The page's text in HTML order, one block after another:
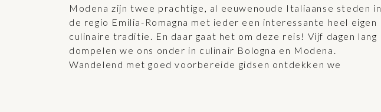
Modena zijn twee prachtige, al eeuwenoude Italiaanse steden in
de regio Emilia-Romagna met ieder een interessante heel eigen
culinaire traditie. En daar gaat het om deze reis! Vijf dagen lang
dompelen we ons onder in culinair Bologna en Modena.
Wandelend met goed voorbereide gidsen ontdekken we